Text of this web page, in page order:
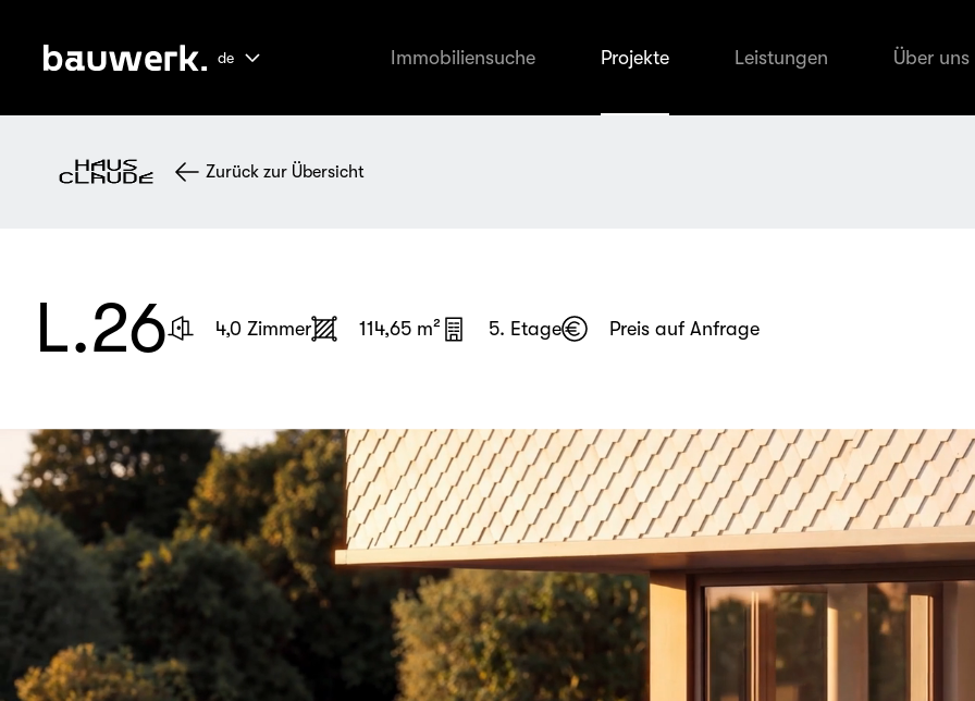
de Immobiliensuche Projekte Leistungen Über uns
Zurück zur Übersicht
L.26 4,0 Zimmer 114,65 m² 5. Etage Preis auf Anfrage